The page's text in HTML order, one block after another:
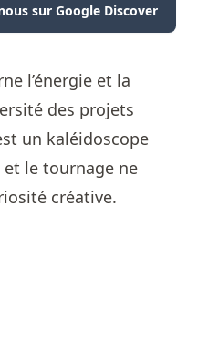
sur Google Discover
l’énergie et la
des projets
un kaléidoscope
et le tournage ne
créative.